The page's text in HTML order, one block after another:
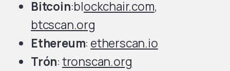
Bitcoin:blockchair.com,
btcscan.org
Ethereum: etherscan.io
Trón:tronscan.org